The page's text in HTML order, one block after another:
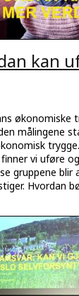
kan
økonomiske
målingene
vi uføre
gruppene blir
Hvordan